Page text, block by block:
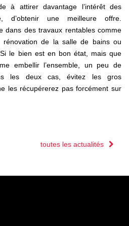
à attirer davantage l’intérêt des
d’obtenir une meilleure offre.
dans des travaux rentables comme
de la salle de bains ou
le bien est en bon état, mais que
embellir l’ensemble, un peu de
les deux cas, évitez les gros
les récupérerez pas forcément sur
toutes les actualités